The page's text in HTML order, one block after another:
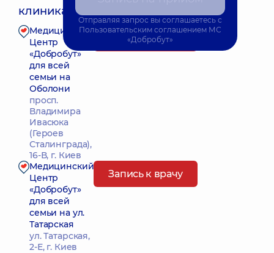
клиниках:
Медицинский
Центр
«Добробут»
для всей
семьи на
Оболони
просп.
Владимира
Ивасюка
(Героев
Сталинграда),
16-В, г. Киев
Запись к врачу
Медицинский
Центр
«Добробут»
для всей
семьи на ул.
Татарская
ул. Татарская,
2-Е, г. Киев
Запись к врачу
Отправляя запрос вы соглашаетесь с
Пользовательским соглашением МС
«Добробут»